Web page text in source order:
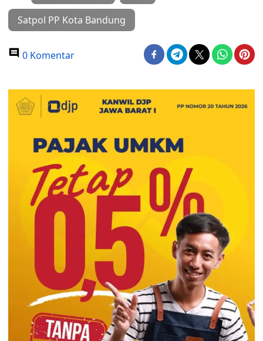
Satpol PP Kota Bandung
0 Komentar